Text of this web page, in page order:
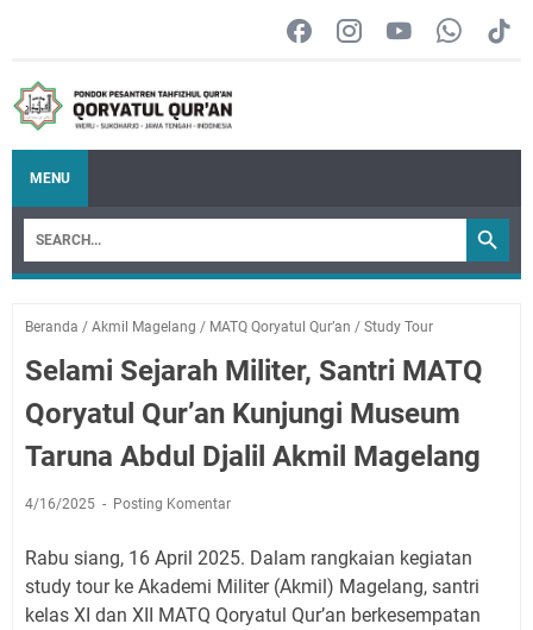
MENU
Beranda / Akmil Magelang / MATQ Qoryatul Qur’an / Study Tour
Selami Sejarah Militer, Santri MATQ
Qoryatul Qur’an Kunjungi Museum
Taruna Abdul Djalil Akmil Magelang
4/16/2025 Posting Komentar
Rabu siang, 16 April 2025. Dalam rangkaian kegiatan
study tour ke Akademi Militer (Akmil) Magelang, santri
kelas XI dan XII MATQ Qoryatul Qur’an berkesempatan